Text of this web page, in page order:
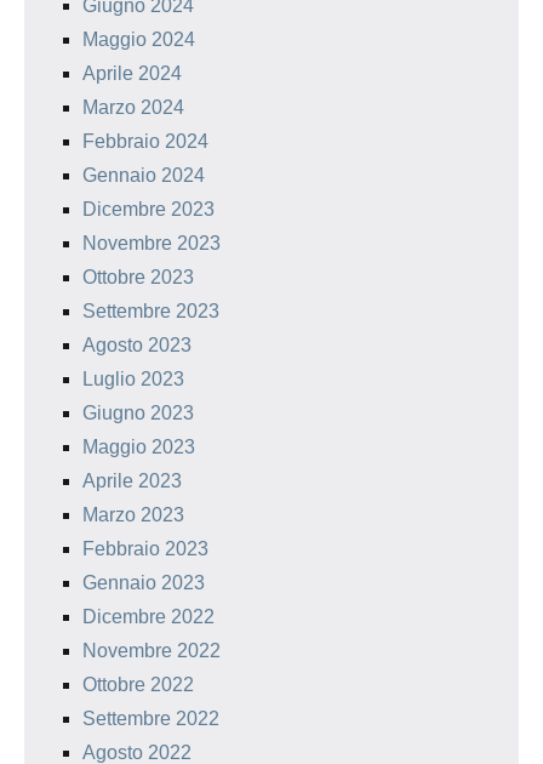
Giugno 2024
Maggio 2024
Aprile 2024
Marzo 2024
Febbraio 2024
Gennaio 2024
Dicembre 2023
Novembre 2023
Ottobre 2023
Settembre 2023
Agosto 2023
Luglio 2023
Giugno 2023
Maggio 2023
Aprile 2023
Marzo 2023
Febbraio 2023
Gennaio 2023
Dicembre 2022
Novembre 2022
Ottobre 2022
Settembre 2022
Agosto 2022